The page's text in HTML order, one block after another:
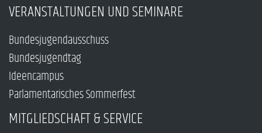
VERANSTALTUNGEN UND SEMINARE
Bundesjugendausschuss
Bundesjugendtag
Ideencampus
Parlamentarisches Sommerfest
MITGLIEDSCHAFT & SERVICE